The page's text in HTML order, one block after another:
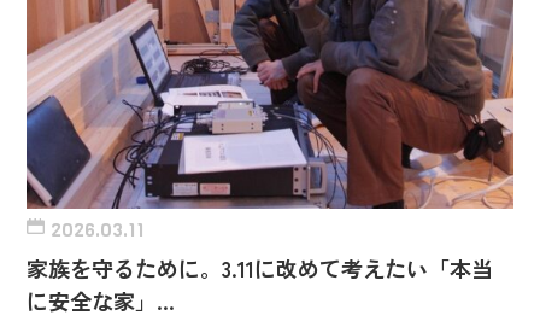
2026.03.11
家族を守るために。3.11に改めて考えたい「本当
に安全な家」…